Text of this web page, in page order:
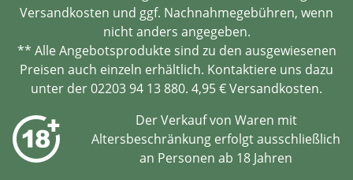
Versandkosten und ggf. Nachnahmegebühren, wenn
nicht anders angegeben.
** Alle Angebotsprodukte sind zu den ausgewiesenen
Preisen auch einzeln erhältlich. Kontaktiere uns dazu
unter der 02203 94 13 880. 4,95 € Versandkosten.
Der Verkauf von Waren mit
Altersbeschränkung erfolgt ausschließlich
an Personen ab 18 Jahren